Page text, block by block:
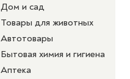
Дом и сад
Товары для животных
Автотовары
Бытовая химия и гигиена
Аптека